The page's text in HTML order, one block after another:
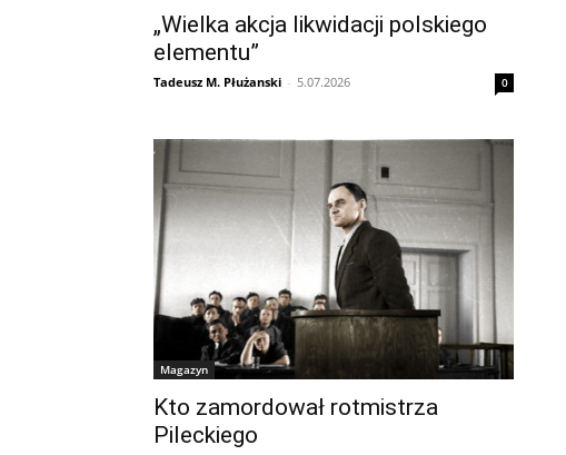
„Wielka akcja likwidacji polskiego
elementu”
Tadeusz M. Płużanski - 5.07.2026 0
Magazyn
Kto zamordował rotmistrza
Pileckiego